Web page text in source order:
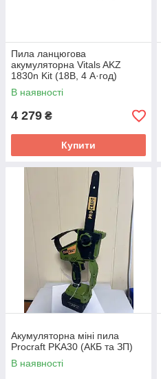
Пила ланцюгова
акумуляторна Vitals AKZ
1830n Kit (18В, 4 А·год)
бесщеточный
В наявності
4 279 ₴
Купити
Акумуляторна міні пила
Procraft PKA30 (АКБ та ЗП)
В наявності